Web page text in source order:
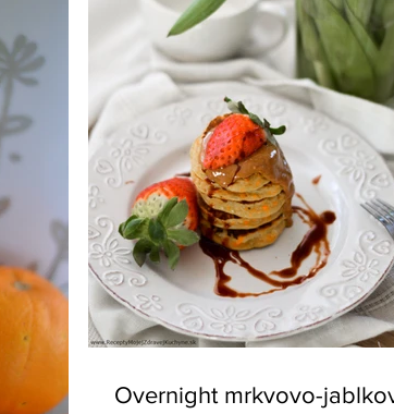
Overnight mrkvovo-